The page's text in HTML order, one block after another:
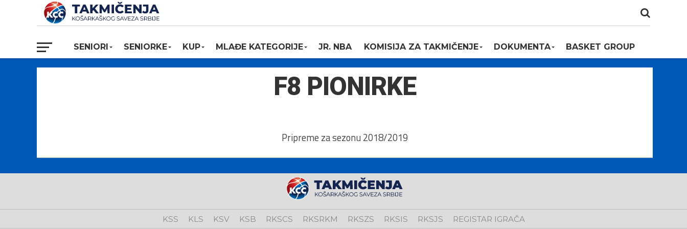
SENIORI SENIORKE KUP MLAĐE KATEGORIJE JR. NBA KOMISIJA ZA TAKMIČENJE DOKUMENTA BASKET GROUP
F8 PIONIRKE
Pripreme za sezonu 2018/2019
KSS KLS KSV KSB RKSCS RKSRKM RKSZS RKSIS RKSJS REGISTAR IGRAČA